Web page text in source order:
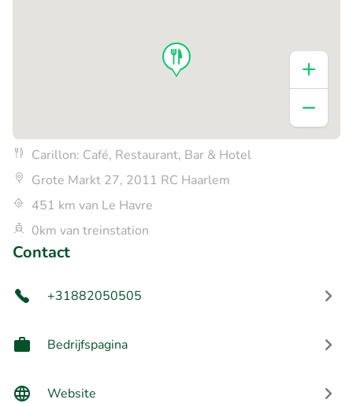
Carillon: Café, Restaurant, Bar & Hotel
Grote Markt 27, 2011 RC Haarlem
451 km van Le Havre
0km van treinstation
Contact
+31882050505
Bedrijfspagina
Website